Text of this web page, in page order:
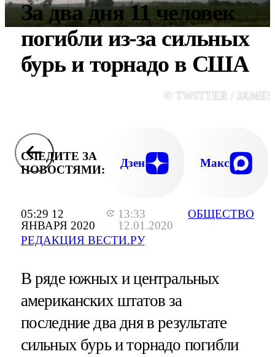
05:29 12
ЯНВАРЯ 2020
13:33
12.01.2020
РЕДАКЦИЯ ВЕСТИ.РУ
ОБЩЕСТВО
За два дня 11 человек
погибли из-за сильных
бурь и торнадо в США
© TWITTER /
СЛЕДИТЕ ЗА
НОВОСТЯМИ:
Дзен Макс
В ряде южных и центральных
американских штатов за
последние два дня в результате
сильных бурь и торнадо погибли